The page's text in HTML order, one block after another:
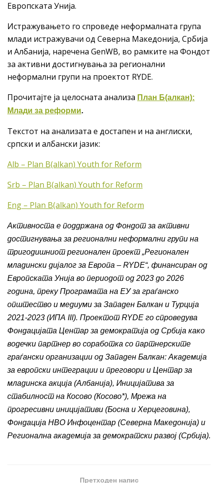
Европската Унија.
Истражувањето го спроведе неформалната група
млади истражувачи од Северна Македонија, Србија
и Албанија, наречена GenWB, во рамките на Фондот
за активни достигнувања за регионални
неформални групи на проектот RYDE.
Прочитајте ја целосната анализа План Б(алкан):
Млади за реформи.
Текстот на анализата е достапен и на англиски,
српски и албански јазик:
Alb – Plan B(alkan) Youth for Reform
Srb – Plan B(alkan) Youth for Reform
Eng – Plan B(alkan) Youth for Reform
Активноста е поддржана од Фондот за активни
достигнувања за регионални неформални групи на
тригодишниот регионален проект „Регионален
младински дијалог за Европа – RYDE“, финансиран од
Европската Унија во периодот од 2023 до 2026
година, преку Програмата на ЕУ за граѓанско
општество и медиуми за Западен Балкан и Турција
2021-2023 (ИПА III). Проектот RYDE го спроведува
Фондацијата Центар за демократија од Србија како
водечки партнер во соработка со партнерските
граѓански организации од Западен Балкан: Академија
за европски интеграции и преговори и Центар за
младинска акција (Албанија), Иницијатива за
стабилност на Косово (Косово*), Мрежа на
прогресивни иницијативи (Босна и Херцеговина),
Фондација НВО Инфоцентар (Северна Македонија) и
Регионална академија за демократски развој (Србија).
Претходен напис